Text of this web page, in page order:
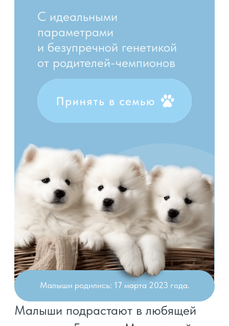
Малыши родились: 17 марта 2023 года.
Получают лучшее питание. Имеют
чемпионский пакет документов
РКФ, чипы.
Пройдена актировка с идеальными
формами и прикусом.
Малыши подрастают в любящей
семье в д. Барвиха Московской
области.